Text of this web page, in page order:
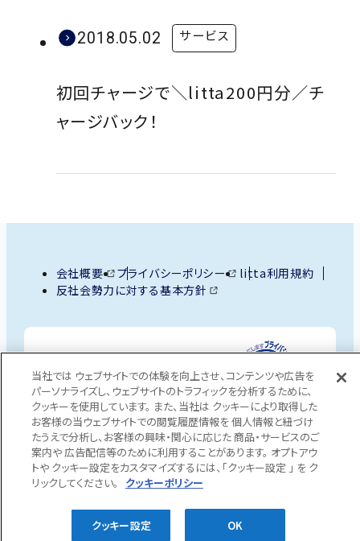
2018.05.02 サービス
初回チャージで＼litta200円分／チ
ャージバック！
外
部
イ
を
別
ウ
イ
ン
ド
ウ
で
開
会社概要
外
部
イ
を
別
ウ
イ
ン
ド
ウ
で
開
き
ま
プライバシーポリシー
litta利用規約
外
サ
ト
を
別
ウ
イ
ン
ド
ウ
で
反社会勢力に対する基本方針
外
部
サ
イ
ト
を
別
イ
ン
Copyright © Persona Co.,Ltd. All Rights Reserved.
当社では ウェブサイトでの体験を向上させ、コンテンツや広告を
パーソナライズし、ウェブサイトのトラフィックを分析するために、
クッキーを使用しています。 また、当社は クッキーにより取得した
お客様の当ウェブサイトでの閲覧履歴情報を 個人情報と紐づけ
たうえで分析し、お客様の興味・関心に応じた 商品・サービスのご
案内や 広告配信等のために利用することがあります。 オプトアウ
トや クッキー設定をカスタマイズするには、「クッキー設定 」 を ク
リックしてください。
クッキーポリシー
クッキー設定 OK